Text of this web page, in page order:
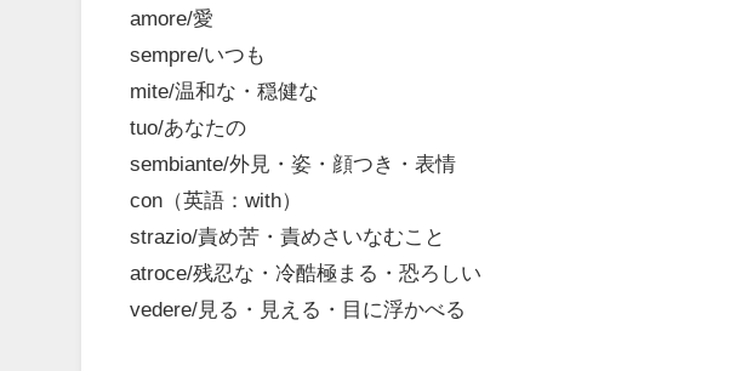
amore/愛
sempre/いつも
mite/温和な・穏健な
tuo/あなたの
sembiante/外見・姿・顔つき・表情
con（英語：with）
strazio/責め苦・責めさいなむこと
atroce/残忍な・冷酷極まる・恐ろしい
vedere/見る・見える・目に浮かべる